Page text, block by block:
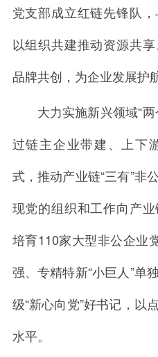
党支部成立红链先锋队
以组织共建推动资源共享
品牌共创，为企业发展护航
大力实施新兴领域“
过链主企业带建、上下
式，推动产业链“三有”非
现党的组织和工作向产
培育110家大型非公企业
强、专精特新“小巨人”单
级“新心向党”好书记，以
水平。